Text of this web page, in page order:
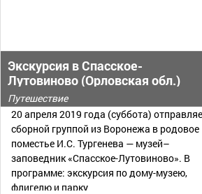
Экскурсия в Спасское-
Лутовиново (Орловская обл.)
Путешествие
20 апреля 2019 года (суббота)
сборной группой из Воронежа в родовое
поместье И.С. Тургенева — музей–
заповедник «Спасское-Лутовиново». В
программе: экскурсия по дому-музею,
флигелю и парку